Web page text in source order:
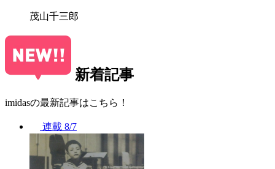
茂山千三郎
新着記事
imidasの最新記事はこちら！
連載 8/7